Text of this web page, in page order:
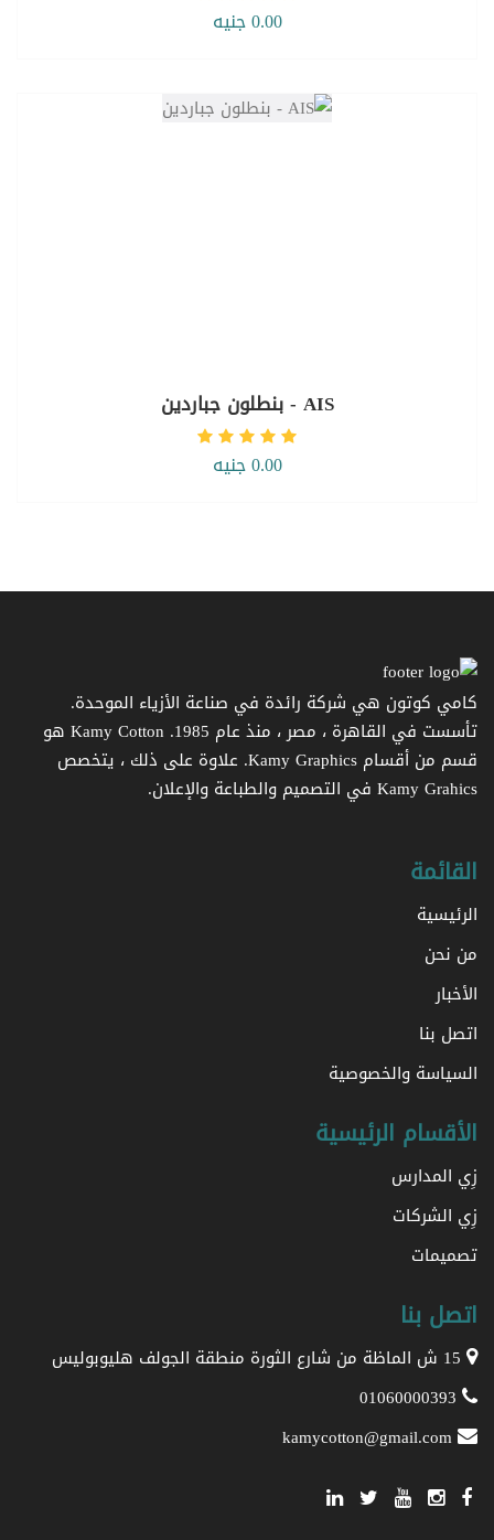
0.00 جنيه
AIS - بنطلون جباردين
0.00 جنيه
كامي كوتون هي شركة رائدة في صناعة الأزياء الموحدة.
تأسست في القاهرة ، مصر ، منذ عام 1985. Kamy Cotton هو
قسم من أقسام Kamy Graphics. علاوة على ذلك ، يتخصص
Kamy Grahics في التصميم والطباعة والإعلان.
القائمة
الرئيسية
من نحن
الأخبار
اتصل بنا
السياسة والخصوصية
الأقسام الرئيسية
زِي المدارس
زِي الشركات
تصميمات
اتصل بنا